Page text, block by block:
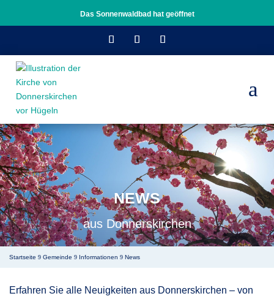
Das Sonnenwaldbad hat geöffnet
a
NEWS
aus Donnerskirchen
Startseite 9 Gemeinde 9 Informationen 9 News
Erfahren Sie alle Neuigkeiten aus Donnerskirchen – von